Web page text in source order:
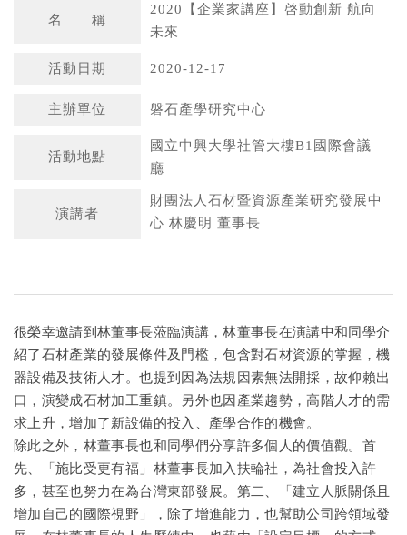
名 稱
2020【企業家講座】啓動創新 航向
未來
活動日期 2020-12-17
主辦單位 磐石產學研究中心
活動地點
國立中興大學社管大樓B1國際會議
廳
演講者
財團法人石材暨資源產業研究發展中
心 林慶明 董事長
很榮幸邀請到林董事長蒞臨演講，林董事長在演講中和同學介
紹了石材產業的發展條件及門檻，包含對石材資源的掌握，機
器設備及技術人才。也提到因為法規因素無法開採，故仰賴出
口，演變成石材加工重鎮。另外也因產業趨勢，高階人才的需
求上升，增加了新設備的投入、產學合作的機會。
除此之外，林董事長也和同學們分享許多個人的價值觀。首
先、「施比受更有福」林董事長加入扶輪社，為社會投入許
多，甚至也努力在為台灣東部發展。第二、「建立人脈關係且
增加自己的國際視野」，除了增進能力，也幫助公司跨領域發